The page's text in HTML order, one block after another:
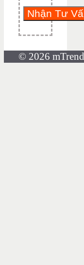
© 2026 mTrend